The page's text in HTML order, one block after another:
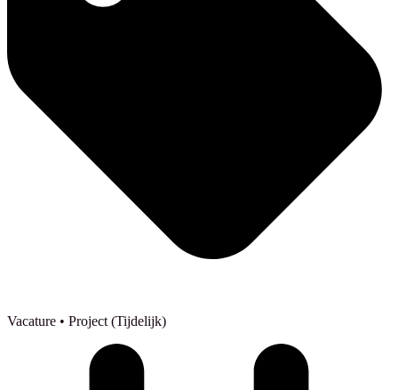
Vacature • Project (Tijdelijk)